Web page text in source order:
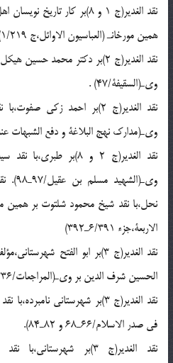
نقد الغدير(ج 1 و 8)بر كار
همين مورخانـ (العباسيون الاوائل،ج 1/219).
نقد الغدير(ج 2)بر دكتر محمد
وىـ(السقيفة/47) .
نقد الغدير(ج 2)بر احمد زكى
وىـ(مدارك نهج البلاغة و دفع الشبهات عنه/48 به
نقد الغدير(ج 2 و 8)بر
نحل،با نقد شيخ محمود شلتوت بر همين
الاربعة،جزء 6/391ـ392)
نقد الغدير(ج 3)بر ابو الفتح
الحسين شرف الدين بر وىـ(المراجعات/336).
نقد الغدير(ج 3)بر شهرستانى
فى صدر الاسلام/66ـ68 و 82ـ84).
نقد الغدير(ج 3)بر